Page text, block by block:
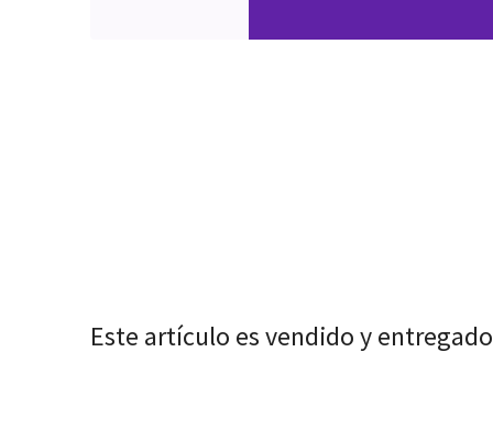
Este artículo es vendido y